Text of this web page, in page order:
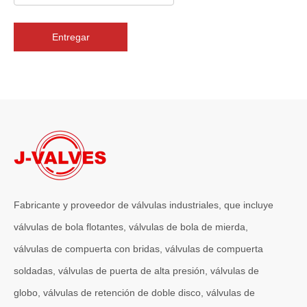
J-VALVES fabrica válvulas de compuerta WCB de gran
Entregar
Fabricante y proveedor de válvulas industriales, que incluye
válvulas de bola flotantes, válvulas de bola de mierda,
válvulas de compuerta con bridas, válvulas de compuerta
soldadas, válvulas de puerta de alta presión, válvulas de
globo, válvulas de retención de doble disco, válvulas de